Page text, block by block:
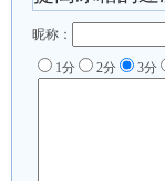
昵称：
1分 2分 3分